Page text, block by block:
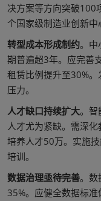
决方案等方向突破100
个国家级制造业创新中
转型成本形成制约。中
期普遍超3年。应完善
租赁比例提升至30%
压力。
人才缺口持续扩大。智
人才尤为紧缺。需深
培养人才50万。实施
培训。
数据治理亟待完善。数
35%。应健全数据标